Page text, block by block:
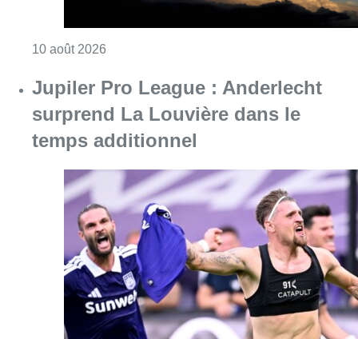
10 août 2026
Jupiler Pro League : Anderlecht
surprend La Louvière dans le
temps additionnel